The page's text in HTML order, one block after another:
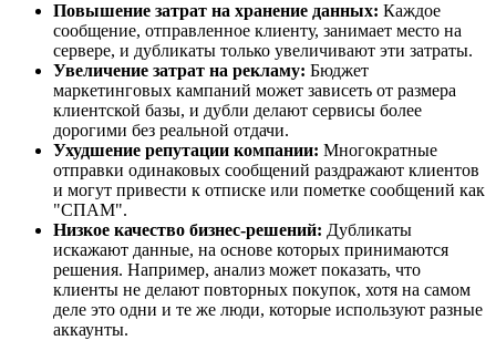
Повышение затрат на хранение данных: Каждое
сообщение, отправленное клиенту, занимает место на
сервере, и дубликаты только увеличивают эти затраты.
Увеличение затрат на рекламу: Бюджет
маркетинговых кампаний может зависеть от размера
клиентской базы, и дубли делают сервисы более
дорогими без реальной отдачи.
Ухудшение репутации компании: Многократные
отправки одинаковых сообщений раздражают клиентов
и могут привести к отписке или пометке сообщений как
"СПАМ".
Низкое качество бизнес-решений: Дубликаты
искажают данные, на основе которых принимаются
решения. Например, анализ может показать, что
клиенты не делают повторных покупок, хотя на самом
деле это одни и те же люди, которые используют разные
аккаунты.